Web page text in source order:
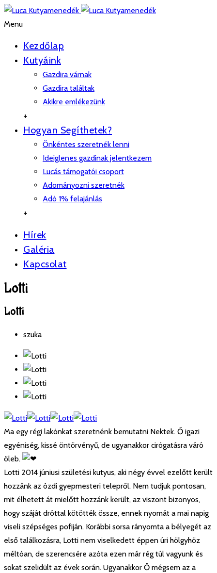
Menu
Kezdőlap
Kutyáink
Gazdira várnak
Gazdira találtak
Akikre emlékezünk
+
Hogyan Segíthetek?
Önkéntes szeretnék lenni
Ideiglenes gazdinak jelentkezem
Lucás támogatói csoport
Adományozni szeretnék
Adó 1% felajánlás
+
Hírek
Galéria
Kapcsolat
Lotti
Lotti
szuka
Ma egy régi lakónkat szeretnénk bemutatni Nektek. Ő igazi
egyéniség, kissé öntörvényű, de ugyanakkor cirógatásra váró
öleb.
Lotti 2014 júniusi születési kutyus, aki négy évvel ezelőtt került
hozzánk az ózdi gyepmesteri telepről. Nem tudjuk pontosan,
mit élhetett át mielőtt hozzánk került, az viszont bizonyos,
hogy száját dróttal kötötték össze, ennek nyomát a mai napig
viseli szépséges pofiján. Korábbi sorsa rányomta a bélyegét az
első találkozásra, Lotti nem viselkedett éppen úri hölgyhöz
méltóan, de szerencsére azóta ezen már rég túl vagyunk és
sokat szelidült az évek során. Ugyanakkor Ő mégsem az a